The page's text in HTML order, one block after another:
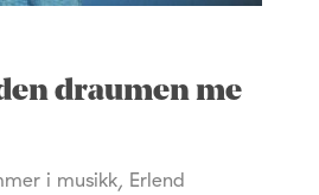
draumen me
i musikk, Erlend